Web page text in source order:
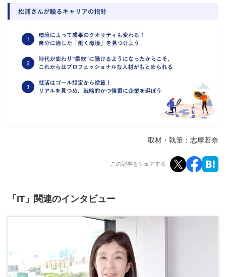
取材・執筆：志摩若奈
この記事をシェアする
「IT」関連のインタビュー